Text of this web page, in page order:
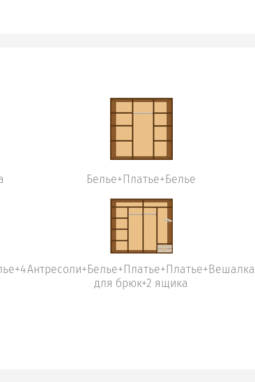
Белье+Платье+Белье
Антресоли+Белье+Платье+Платье+Вешалка
для брюк+2 ящика